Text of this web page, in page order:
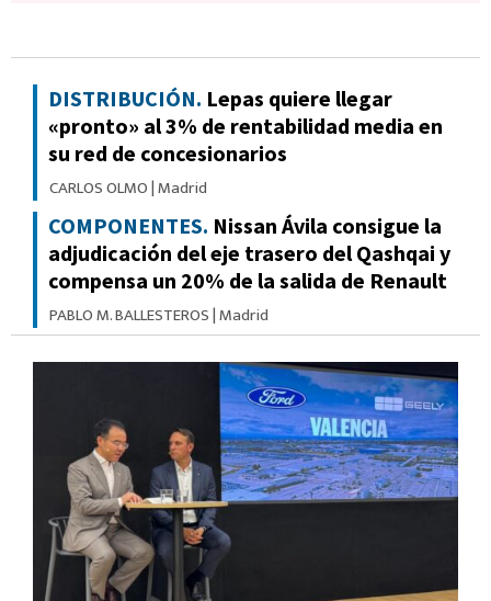
DISTRIBUCIÓN. Lepas quiere llegar
«pronto» al 3% de rentabilidad media en
su red de concesionarios
CARLOS OLMO|Madrid
COMPONENTES. Nissan Ávila consigue la
adjudicación del eje trasero del Qashqai y
compensa un 20% de la salida de Renault
PABLO M. BALLESTEROS|Madrid